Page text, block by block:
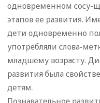
одновременном сосу-
этапов ее развития.
дети одновременно
употребляли слова-
младшему возрасту.
развития была
детям.